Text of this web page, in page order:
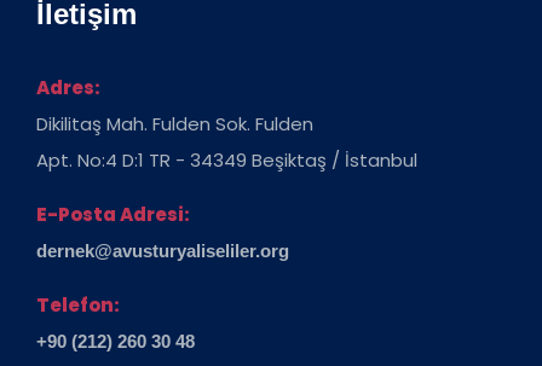
İletişim
Adres:
Dikilitaş Mah. Fulden Sok. Fulden
Apt. No:4 D:1 TR - 34349 Beşiktaş / İstanbul
E-Posta Adresi:
dernek@avusturyaliseliler.org
Telefon:
+90 (212) 260 30 48